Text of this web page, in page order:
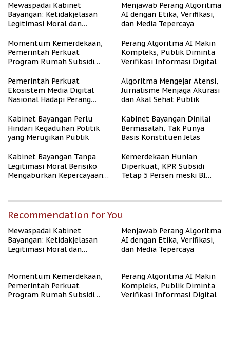
Mewaspadai Kabinet
Bayangan: Ketidakjelasan
Legitimasi Moral dan
Menjawab Perang Algoritma
AI dengan Etika, Verifikasi,
dan Media Tepercaya
Momentum Kemerdekaan,
Pemerintah Perkuat
Program Rumah Subsidi
Berpenghasilan Rendah
Perang Algoritma AI Makin
Kompleks, Publik Diminta
Verifikasi Informasi Digital
Pemerintah Perkuat
Ekosistem Media Digital
Nasional Hadapi Perang
Algoritma Mengejar Atensi,
Jurnalisme Menjaga Akurasi
dan Akal Sehat Publik
Kabinet Bayangan Perlu
Hindari Kegaduhan Politik
yang Merugikan Publik
Kabinet Bayangan Dinilai
Bermasalah, Tak Punya
Basis Konstituen Jelas
Kabinet Bayangan Tanpa
Legitimasi Moral Berisiko
Mengaburkan Kepercayaan
Kemerdekaan Hunian
Diperkuat, KPR Subsidi
Tetap 5 Persen meski BI
Recommendation for You
Mewaspadai Kabinet
Bayangan: Ketidakjelasan
Legitimasi Moral dan
Menjawab Perang Algoritma
AI dengan Etika, Verifikasi,
dan Media Tepercaya
Momentum Kemerdekaan,
Pemerintah Perkuat
Program Rumah Subsidi
Perang Algoritma AI Makin
Kompleks, Publik Diminta
Verifikasi Informasi Digital